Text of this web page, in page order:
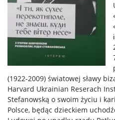
(1922-2009) światowej sławy
Harvard Ukrainian Reserach
Stefanowską o swoim życiu i
Polsce, będąc dzieckiem